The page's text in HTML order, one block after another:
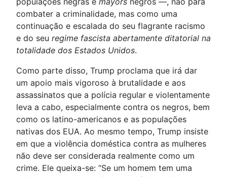
combater a criminalidade, mas como uma
continuação e escalada do seu flagrante racismo
e do seu regime fascista abertamente ditatorial na
totalidade dos Estados Unidos.
Como parte disso, Trump proclama que irá dar
um apoio mais vigoroso à brutalidade e aos
assassinatos que a polícia regular e violentamente
leva a cabo, especialmente contra os negros, bem
como os latino-americanos e as populações
nativas dos EUA. Ao mesmo tempo, Trump insiste
em que a violência doméstica contra as mulheres
não deve ser considerada realmente como um
crime. Ele queixa-se: “Se um homem tem uma